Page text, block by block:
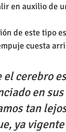
en auxilio de
de este tipo
cuesta
el cerebro
en
tan
ya